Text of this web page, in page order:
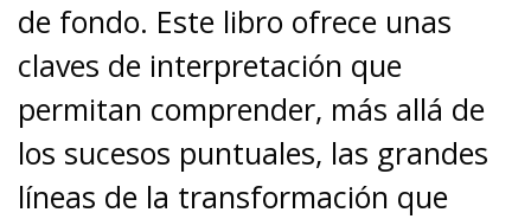
de fondo. Este libro ofrece unas
claves de interpretación que
permitan comprender, más allá de
los sucesos puntuales, las grandes
líneas de la transformación que